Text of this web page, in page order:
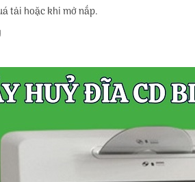
tải hoặc khi mở nắp.